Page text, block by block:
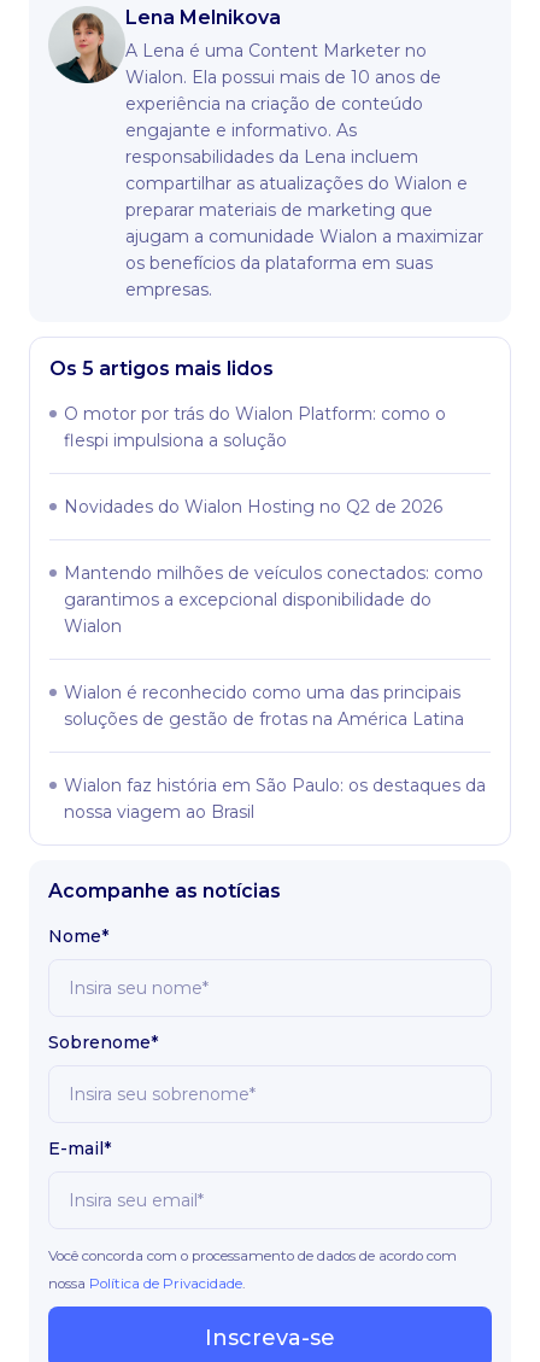
Lena Melnikova
A Lena é uma Content Marketer no
Wialon. Ela possui mais de 10 anos de
experiência na criação de conteúdo
engajante e informativo. As
responsabilidades da Lena incluem
compartilhar as atualizações do Wialon e
preparar materiais de marketing que
ajugam a comunidade Wialon a maximizar
os benefícios da plataforma em suas
empresas.
Os 5 artigos mais lidos
O motor por trás do Wialon Platform: como o
flespi impulsiona a solução
Novidades do Wialon Hosting no Q2 de 2026
Mantendo milhões de veículos conectados: como
garantimos a excepcional disponibilidade do
Wialon
Wialon é reconhecido como uma das principais
soluções de gestão de frotas na América Latina
Wialon faz história em São Paulo: os destaques da
nossa viagem ao Brasil
Acompanhe as notícias
Nome*
Sobrenome*
E-mail*
Você concorda com o processamento de dados de acordo com
nossa Política de Privacidade.
Inscreva-se